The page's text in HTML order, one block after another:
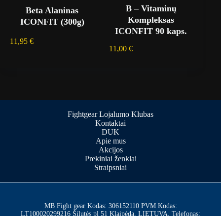
Beta Alaninas
ICONFIT (300g)
11,95 €
B – Vitaminų
Kompleksas
ICONFIT 90 kaps.
11,00 €
Fightgear Lojalumo Klubas
Kontaktai
DUK
Apie mus
Akcijos
Prekiniai ženklai
Straipsniai
MB Fight gear Kodas: 306152110 PVM Kodas:
LT100020299216 Šilutės pl 51 Klaipėda, LIETUVA. Telefonas: